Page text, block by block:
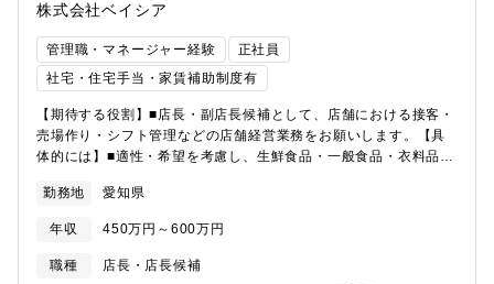
株式会社ベイシア
管理職・マネージャー経験
正社員
社宅・住宅手当・家賃補助制度有
【期待する役割】■店長・副店長候補として、店舗における接客・
売場作り・シフト管理などの店舗経営業務をお願いします。【具
体的には】■適性・希望を考慮し、生鮮食品・一般食品・衣料品・
うなレイアウトの考案・陳列※マネジメント業務など店舗運営・
経営に関する幅広い業務を担当頂きます。【 勤務時間例 】・7：
50～17：10（実働8時間／休憩80分）・9：50～19：10（実働8
時間／休憩80分）・10：50～20：10（実働8時間／休憩80分
勤務地 愛知県
年収 450万円～600万円
職種
店長・店長候補